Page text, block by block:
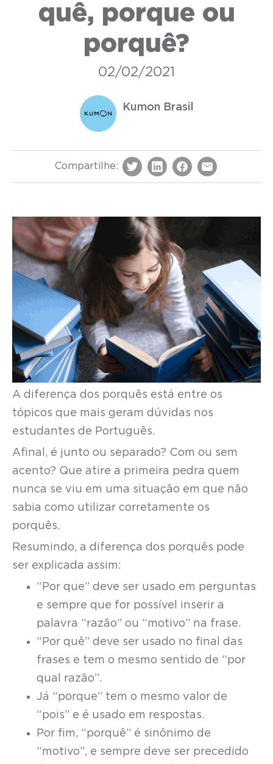
quê, porque ou
porquê?
02/02/2021
Kumon Brasil
Compartilhe:
A diferença dos porquês está entre os
tópicos que mais geram dúvidas nos
estudantes de Português.
Afinal, é junto ou separado? Com ou sem
acento? Que atire a primeira pedra quem
nunca se viu em uma situação em que não
sabia como utilizar corretamente os
porquês.
Resumindo, a diferença dos porquês pode
ser explicada assim:
“Por que” deve ser usado em perguntas
e sempre que for possível inserir a
palavra “razão” ou “motivo” na frase.
“Por quê” deve ser usado no final das
frases e tem o mesmo sentido de “por
qual razão”.
Já “porque” tem o mesmo valor de
“pois” e é usado em respostas.
Por fim, “porquê” é sinônimo de
“motivo”, e sempre deve ser precedido